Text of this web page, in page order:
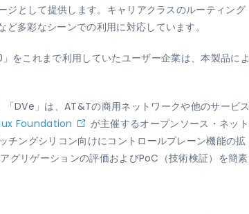
ジとして提供します。キャリアクラスのルーティング
多彩なシーンでの利用に対応しています。
これまで利用していたユーザー企業は、本製品によ
「DVe」は、AT&Tの商用ネットワークや他のサービス
Foundation
が主催するオープンソース・ネット
チングシリコン向けにコントロールプレーン機能の拡
グリゲーションの評価およびPoC（技術検証）を簡素